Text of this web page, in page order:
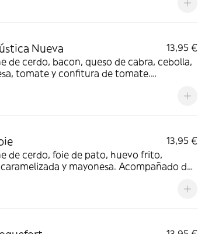
Nueva
13,95 €
de cerdo, bacon, queso de cabra, cebolla,
tomate y confitura de tomate.
13,95 €
de cerdo, foie de pato, huevo frito,
y mayonesa. Acompañado de